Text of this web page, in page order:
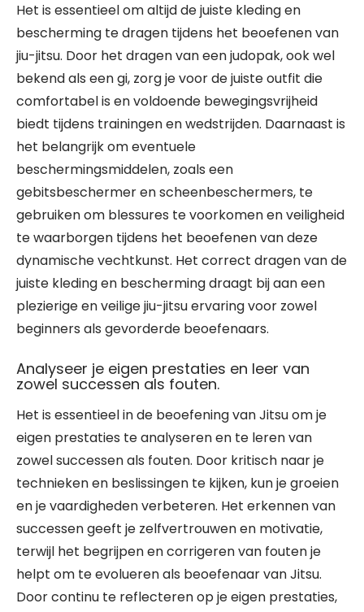
Het is essentieel om altijd de juiste kleding en
bescherming te dragen tijdens het beoefenen van
jiu-jitsu. Door het dragen van een judopak, ook wel
bekend als een gi, zorg je voor de juiste outfit die
comfortabel is en voldoende bewegingsvrijheid
biedt tijdens trainingen en wedstrijden. Daarnaast is
het belangrijk om eventuele
beschermingsmiddelen, zoals een
gebitsbeschermer en scheenbeschermers, te
gebruiken om blessures te voorkomen en veiligheid
te waarborgen tijdens het beoefenen van deze
dynamische vechtkunst. Het correct dragen van de
juiste kleding en bescherming draagt bij aan een
plezierige en veilige jiu-jitsu ervaring voor zowel
beginners als gevorderde beoefenaars.
Analyseer je eigen prestaties en leer van
zowel successen als fouten.
Het is essentieel in de beoefening van Jitsu om je
eigen prestaties te analyseren en te leren van
zowel successen als fouten. Door kritisch naar je
technieken en beslissingen te kijken, kun je groeien
en je vaardigheden verbeteren. Het erkennen van
successen geeft je zelfvertrouwen en motivatie,
terwijl het begrijpen en corrigeren van fouten je
helpt om te evolueren als beoefenaar van Jitsu.
Door continu te reflecteren op je eigen prestaties,